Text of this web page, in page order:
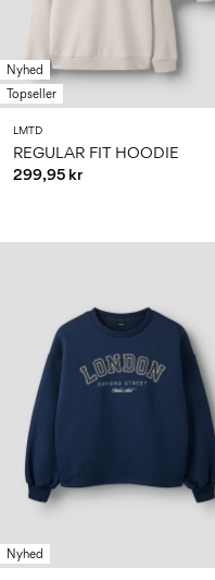
Nyhed
Topseller
LMTD
REGULAR FIT HOODIE
299,95 kr
Nyhed